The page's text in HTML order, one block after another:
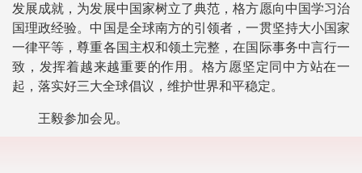
发展成就，为发展中国家树立了典范，格方愿向中国学习治
国理政经验。中国是全球南方的引领者，一贯坚持大小国家
一律平等，尊重各国主权和领土完整，在国际事务中言行一
致，发挥着越来越重要的作用。格方愿坚定同中方站在一
起，落实好三大全球倡议，维护世界和平稳定。
王毅参加会见。